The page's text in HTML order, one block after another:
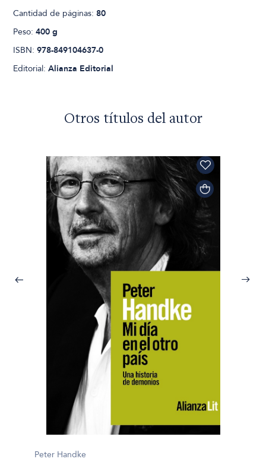
Cantidad de páginas:80
Peso:400 g
ISBN:978-849104637-0
Editorial:Alianza Editorial
Otros títulos del autor
Peter Handke